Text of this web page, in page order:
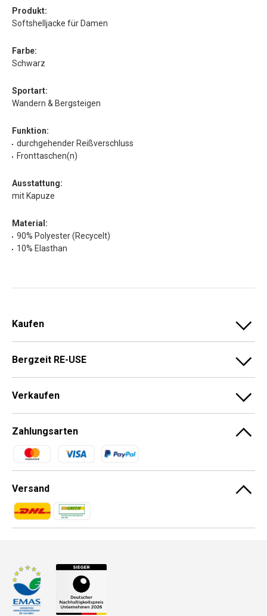
Produkt:
Softshelljacke für Damen
Farbe:
Schwarz
Sportart:
Wandern & Bergsteigen
Funktion:
durchgehender Reißverschluss
Fronttaschen(n)
Ausstattung:
mit Kapuze
Material:
90% Polyester (Recycelt)
10% Elasthan
Kaufen
Bergzeit RE-USE
Verkaufen
Zahlungsarten
Zahlungsmethoden
Versand
Zahlungsmethoden
Zahlungsmethoden